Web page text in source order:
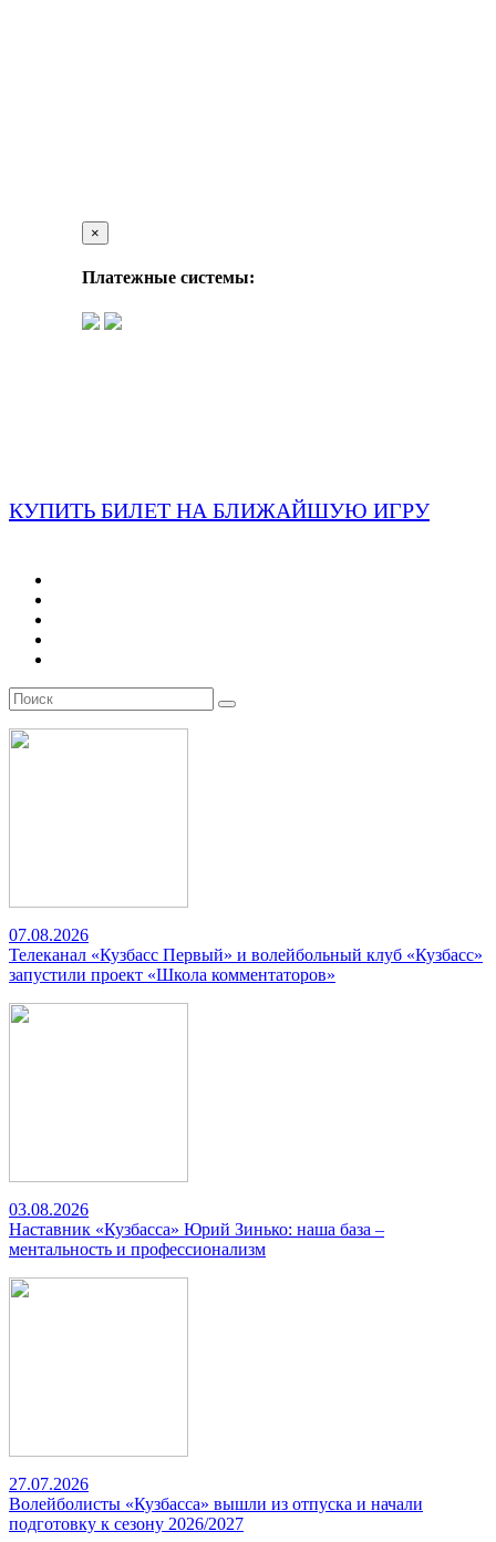
×
Платежные системы:
КУПИТЬ БИЛЕТ НА БЛИЖАЙШУЮ ИГРУ
07.08.2026
Телеканал «Кузбасс Первый» и волейбольный клуб «Кузбасс»
запустили проект «Школа комментаторов»
03.08.2026
Наставник «Кузбасса» Юрий Зинько: наша база –
ментальность и профессионализм
27.07.2026
Волейболисты «Кузбасса» вышли из отпуска и начали
подготовку к сезону 2026/2027